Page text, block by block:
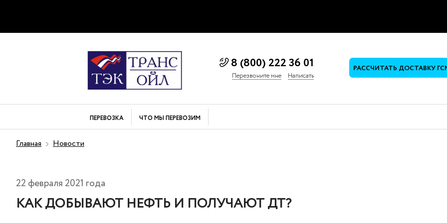
8 (800) 222 36 01
Перезвоните мне Написать
РАССЧИТАТЬ ДОСТАВКУ
ПЕРЕВОЗКА ЧТО МЫПЕРЕВОЗИМ
Главная Новости
22 февраля 2021 года
КАК ДОБЫВАЮТ НЕФТЬ И ПОЛУЧАЮТ ДТ?